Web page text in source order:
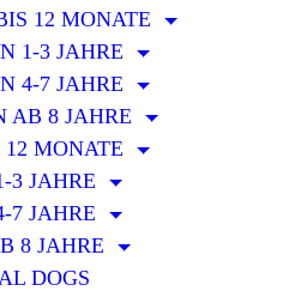
12 MONATE
1-3 JAHRE
4-7 JAHRE
AB 8 JAHRE
MONATE
3 JAHRE
7 JAHRE
8 JAHRE
DOGS